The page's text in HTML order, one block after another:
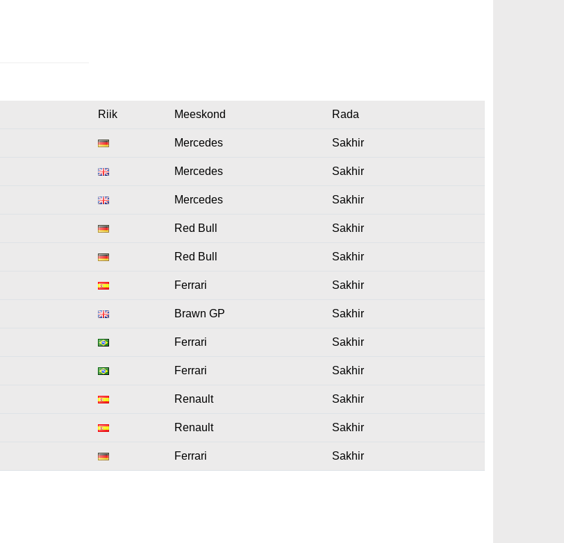
Riik Meeskond Rada
Mercedes Sakhir
Mercedes Sakhir
Mercedes Sakhir
Red Bull Sakhir
Red Bull Sakhir
Ferrari Sakhir
Brawn GP Sakhir
Ferrari Sakhir
Ferrari Sakhir
Renault Sakhir
Renault Sakhir
Ferrari Sakhir